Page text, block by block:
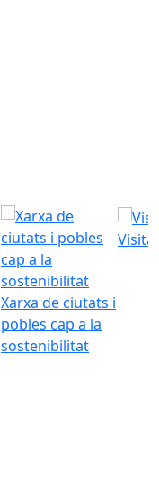
Xarxa de ciutats i
pobles cap a la
sostenibilitat
Visita